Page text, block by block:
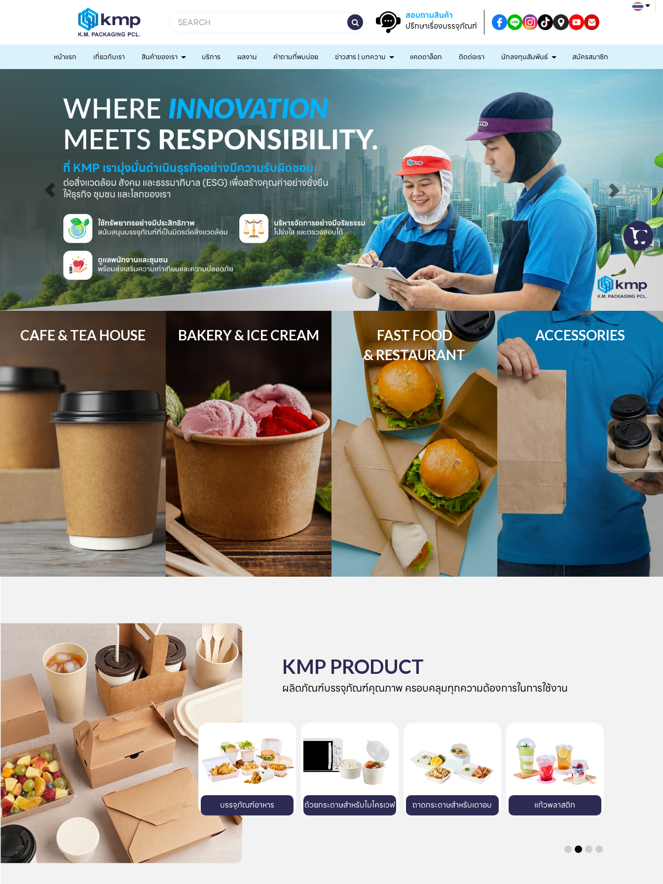
สอบถามสินค้า
ปรึกษาเรื่องบรรจุภัณฑ์
หน้าแรก เกี่ยวกับเรา สินค้าของเรา บริการ ผลงาน คำถามที่พบบ่อย ข่าวสาร | บทความ แคตตาล็อก ติดต่อเรา นักลงทุนสัมพันธ์ สมัครสมาชิก
CAFE & TEA HOUSE BAKERY & ICE CREAM
FAST FOOD
& RESTAURANT
ACCESSORIES
KMP PRODUCT
ผลิตภัณฑ์บรรจุภัณฑ์คุณภาพ ครอบคลุมทุกความต้องการในการใช้งาน
บรรจุภัณฑ์ไบโอรักษ์โลก บรรจุภัณฑ์อาหาร ถ้วยกระดาษสำหรับไมโครเวฟ ถาดกระดาษสำหรับเตาอบ แก้วพลาสติก บรรจุภัณฑ์พลาสติก